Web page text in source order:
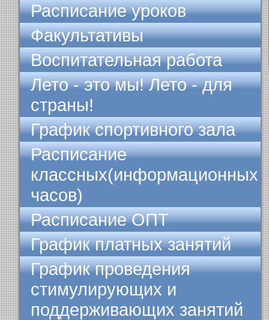
Расписание уроков
Факультативы
Воспитательная работа
Лето - это мы! Лето - для
страны!
График спортивного зала
Расписание
классных(информационных
часов)
Расписание ОПТ
График платных занятий
График проведения
стимулирующих и
поддерживающих занятий